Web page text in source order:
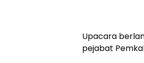
Upacara
pejabat